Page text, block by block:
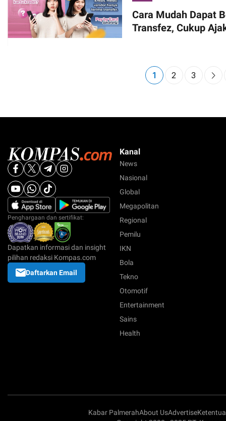
Cara Mudah Dapat
Transfez, Cukup
1 2 3
Penghargaan dan sertifikat:
Dapatkan informasi dan insight
pilihan redaksi Kompas.com
Daftarkan Email
Kanal
News
Nasional
Global
Megapolitan
Regional
Pemilu
IKN
Bola
Tekno
Otomotif
Entertainment
Sains
Health
Kabar PalmerahAbout UsAdvertise